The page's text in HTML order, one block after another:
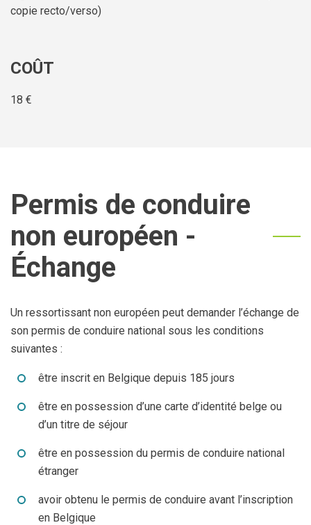
copie recto/verso)
COÛT
18 €
Permis de conduire
non européen -
Échange
Un ressortissant non européen peut demander l’échange de
son permis de conduire national sous les conditions
suivantes :
être inscrit en Belgique depuis 185 jours
être en possession d’une carte d’identité belge ou
d’un titre de séjour
être en possession du permis de conduire national
étranger
avoir obtenu le permis de conduire avant l’inscription
en Belgique